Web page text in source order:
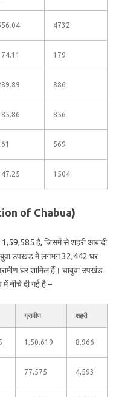
4732
179
886
856
569
1504
of Chabua)
है, जिसमें से शहरी आबादी
उपखंड में लगभग 32,442 घर
घर शामिल हैं। चाबुवा उपखंड
में नीचे दी गई है –
ग्रामीण शहरी
1,50,619 8,966
77,575 4,593